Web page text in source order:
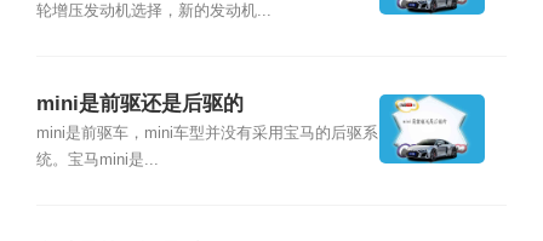
轮增压发动机选择，新的发动机...
mini是前驱还是后驱的
mini是前驱车，mini车型并没有采用宝马的后驱系
统。宝马mini是...